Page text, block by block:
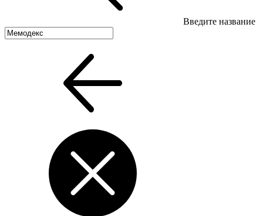
Введите название